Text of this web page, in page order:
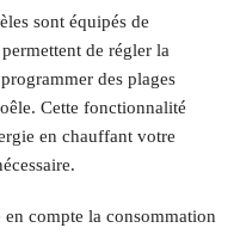
sont équipés de
de régler la
des plages
Cette fonctionnalité
en chauffant votre
compte la consommation